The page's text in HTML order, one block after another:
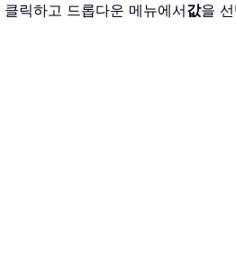
클릭하고 드롭다운 메뉴에서값을